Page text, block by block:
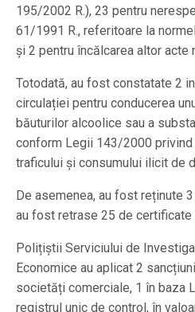
195/2002 R.), 23 pentru
61/1991 R., referitoare la
și 2 pentru încălcarea altor acte
Totodată, au fost constatate 2
circulației pentru conducerea
băuturilor alcoolice sau a
conform Legii 143/2000
traficului și consumului ilicit de
De asemenea, au fost reținute
au fost retrase 25 de certificate
Polițiștii Serviciului de
Economice au aplicat 2
societăți comerciale, 1 în baza
registrul unic de control, în